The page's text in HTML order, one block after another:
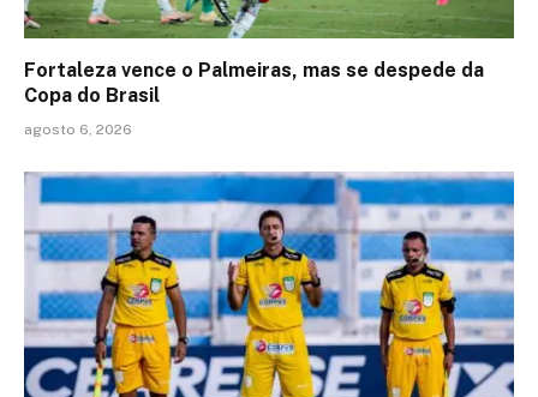
Fortaleza vence o Palmeiras, mas se despede da
Copa do Brasil
agosto 6, 2026